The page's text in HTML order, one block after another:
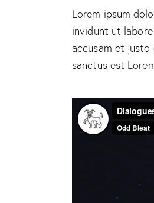
Lorem ipsum
invidunt ut
accusam et
sanctus est